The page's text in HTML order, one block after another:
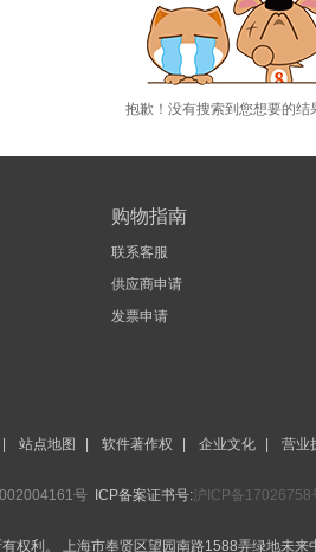
抱歉！没有搜索到您想要的
购物指南
联系客服
供应商申请
发票申请
站点地图 软件著作权 企业文化 营业
号 ICP备案证书号:沪ICP备17026758
权利。 上海市奉贤区望园南路1588弄绿地未来